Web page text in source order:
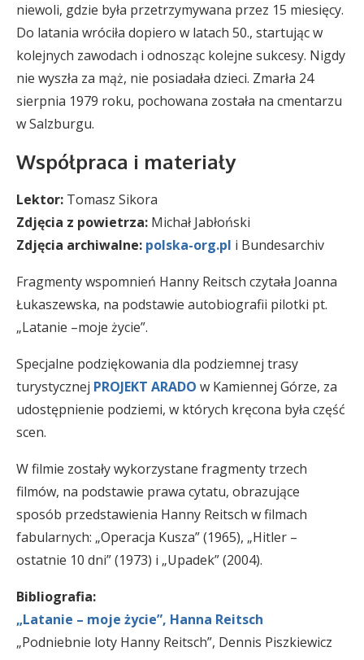
niewoli, gdzie była przetrzymywana przez 15 miesięcy.
Do latania wróciła dopiero w latach 50., startując w
kolejnych zawodach i odnosząc kolejne sukcesy. Nigdy
nie wyszła za mąż, nie posiadała dzieci. Zmarła 24
sierpnia 1979 roku, pochowana została na cmentarzu
w Salzburgu.
Współpraca i materiały
Lektor: Tomasz Sikora
Zdjęcia z powietrza: Michał Jabłoński
Zdjęcia archiwalne: polska-org.pl i Bundesarchiv
Fragmenty wspomnień Hanny Reitsch czytała Joanna
Łukaszewska, na podstawie autobiografii pilotki pt.
„Latanie –moje życie”.
Specjalne podziękowania dla podziemnej trasy
turystycznej PROJEKT ARADO w Kamiennej Górze, za
udostępnienie podziemi, w których kręcona była część
scen.
W filmie zostały wykorzystane fragmenty trzech
filmów, na podstawie prawa cytatu, obrazujące
sposób przedstawienia Hanny Reitsch w filmach
fabularnych: „Operacja Kusza” (1965), „Hitler –
ostatnie 10 dni” (1973) i „Upadek” (2004).
Bibliografia:
„Latanie – moje życie”, Hanna Reitsch
„Podniebnie loty Hanny Reitsch”, Dennis Piszkiewicz